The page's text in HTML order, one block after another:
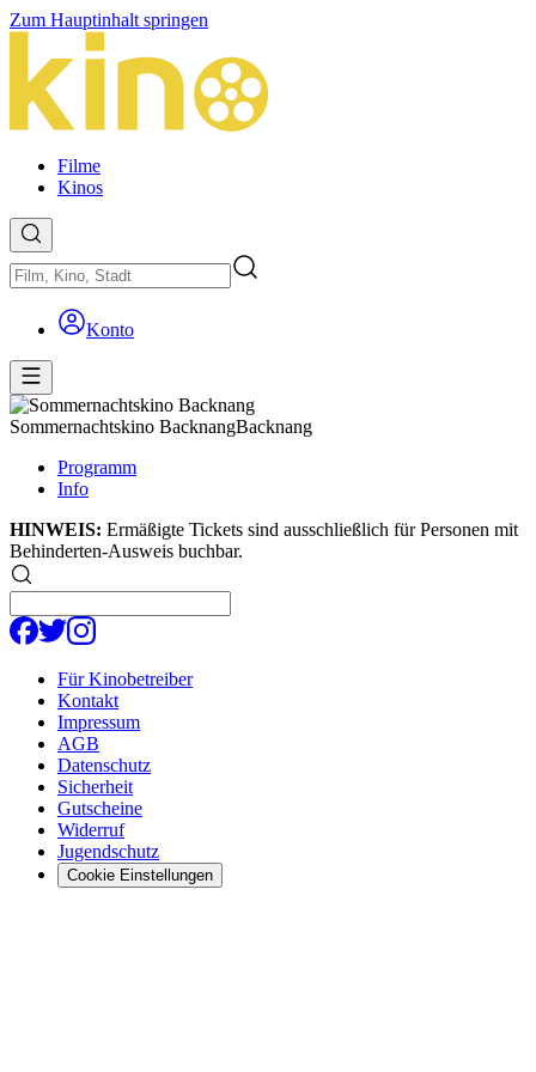
Zum Hauptinhalt springen
Filme
Kinos
Konto
Sommernachtskino BacknangBacknang
Programm
Info
HINWEIS: Ermäßigte Tickets sind ausschließlich für Personen mit
Behinderten-Ausweis buchbar.
Für Kinobetreiber
Kontakt
Impressum
AGB
Datenschutz
Sicherheit
Gutscheine
Widerruf
Jugendschutz
Cookie Einstellungen